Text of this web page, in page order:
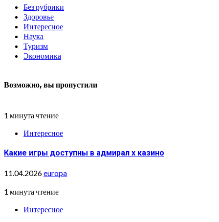
Без рубрики
Здоровье
Интересное
Наука
Туризм
Экономика
Возможно, вы пропустили
1 минута чтение
Интересное
Какие игры доступны в адмирал х казино
11.04.2026europa
1 минута чтение
Интересное